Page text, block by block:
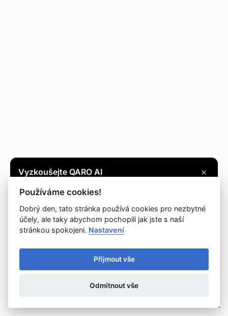
×
Vyzkoušejte QARO AI
Máte otázku? Zeptejte se na cokoli, co vás
Vyzkoušet
Používáme cookies!
Dobrý den, tato stránka používá cookies pro nezbytné
účely, ale taky abychom pochopili jak jste s naší
stránkou spokojeni. Nastavení
Přijmout vše
Odmítnout vše